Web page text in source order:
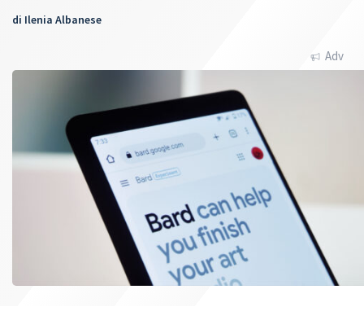
di Ilenia Albanese
Adv